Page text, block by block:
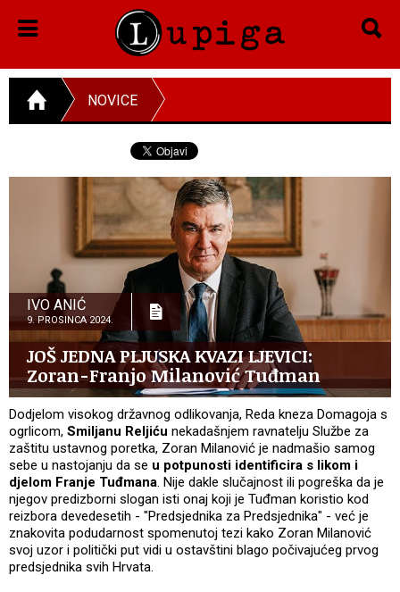
NOVICE
IVO ANIĆ
9. PROSINCA 2024.
JOŠ JEDNA PLJUSKA KVAZI LJEVICI:
Zoran-Franjo Milanović Tuđman
Dodjelom visokog državnog odlikovanja, Reda kneza Domagoja s
ogrlicom, Smiljanu Reljiću nekadašnjem ravnatelju Službe za
zaštitu ustavnog poretka, Zoran Milanović je nadmašio samog
sebe u nastojanju da se u potpunosti identificira s likom i
djelom Franje Tuđmana. Nije dakle slučajnost ili pogreška da je
njegov predizborni slogan isti onaj koji je Tuđman koristio kod
reizbora devedesetih - "Predsjednika za Predsjednika" - već je
znakovita podudarnost spomenutoj tezi kako Zoran Milanović
svoj uzor i politički put vidi u ostavštini blago počivajućeg prvog
predsjednika svih Hrvata.